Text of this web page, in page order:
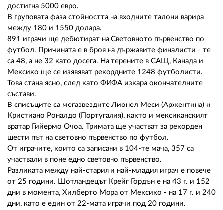
достигна 5000 евро.
В груповата фаза стойността на входните талони варира
между 180 и 1550 долара.
891 играчи ще дебютират на Световното първенство по
футбол. Причината е в броя на държавите финалисти - те
са 48, а не 32 като досега. На терените в САЩ, Канада и
Мексико ще се изявяват рекордните 1248 футболисти.
Това стана ясно, след като ФИФА изкара окончателните
състави.
В списъците са мегазвездите Лионел Меси (Аржентина) и
Кристиано Роналдо (Португалия), както и мексиканският
вратар Гийермо Очоа. Тримата ще участват за рекорден
шести път на световно първенство по футбол.
От играчите, които са записани в 104-те мача, 357 са
участвали в поне едно световно първенство.
Разликата между най-стария и най-младия играч е повече
от 25 години. Шотландецът Крейг Гордън е на 43 г. и 152
дни в момента, Хилберто Мора от Мексико - на 17 г. и 240
дни, като е един от 22-мата играчи под 20 години.